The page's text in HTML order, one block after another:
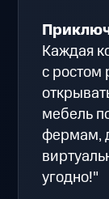
Каждая
с ростом
мебель
фермам,
угодно!"